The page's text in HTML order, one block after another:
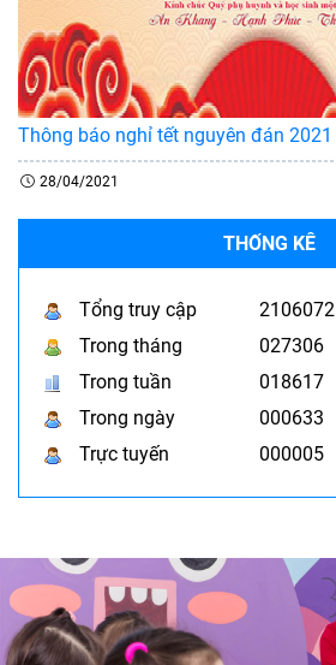
Thông báo nghỉ tết nguyên đán 2021
28/04/2021
THỐNG KÊ
Tổng truy cập
2106072
Trong tháng
027306
Trong tuần
018617
Trong ngày
000633
Trực tuyến
000005